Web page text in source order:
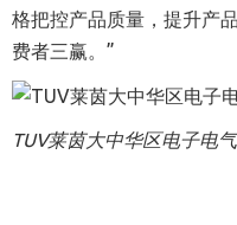
格把控产品质量，提升产
费者三赢。”
TUV莱茵大中华区电子电